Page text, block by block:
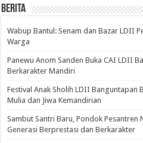
Berita
Wabup Bantul: Senam dan Bazar LDII
Warga
Panewu Anom Sanden Buka CAI LDII
Berkarakter Mandiri
Festival Anak Sholih LDII Banguntapan
Mulia dan Jiwa Kemandirian
Sambut Santri Baru, Pondok Pesantren
Generasi Berprestasi dan Berkarakter